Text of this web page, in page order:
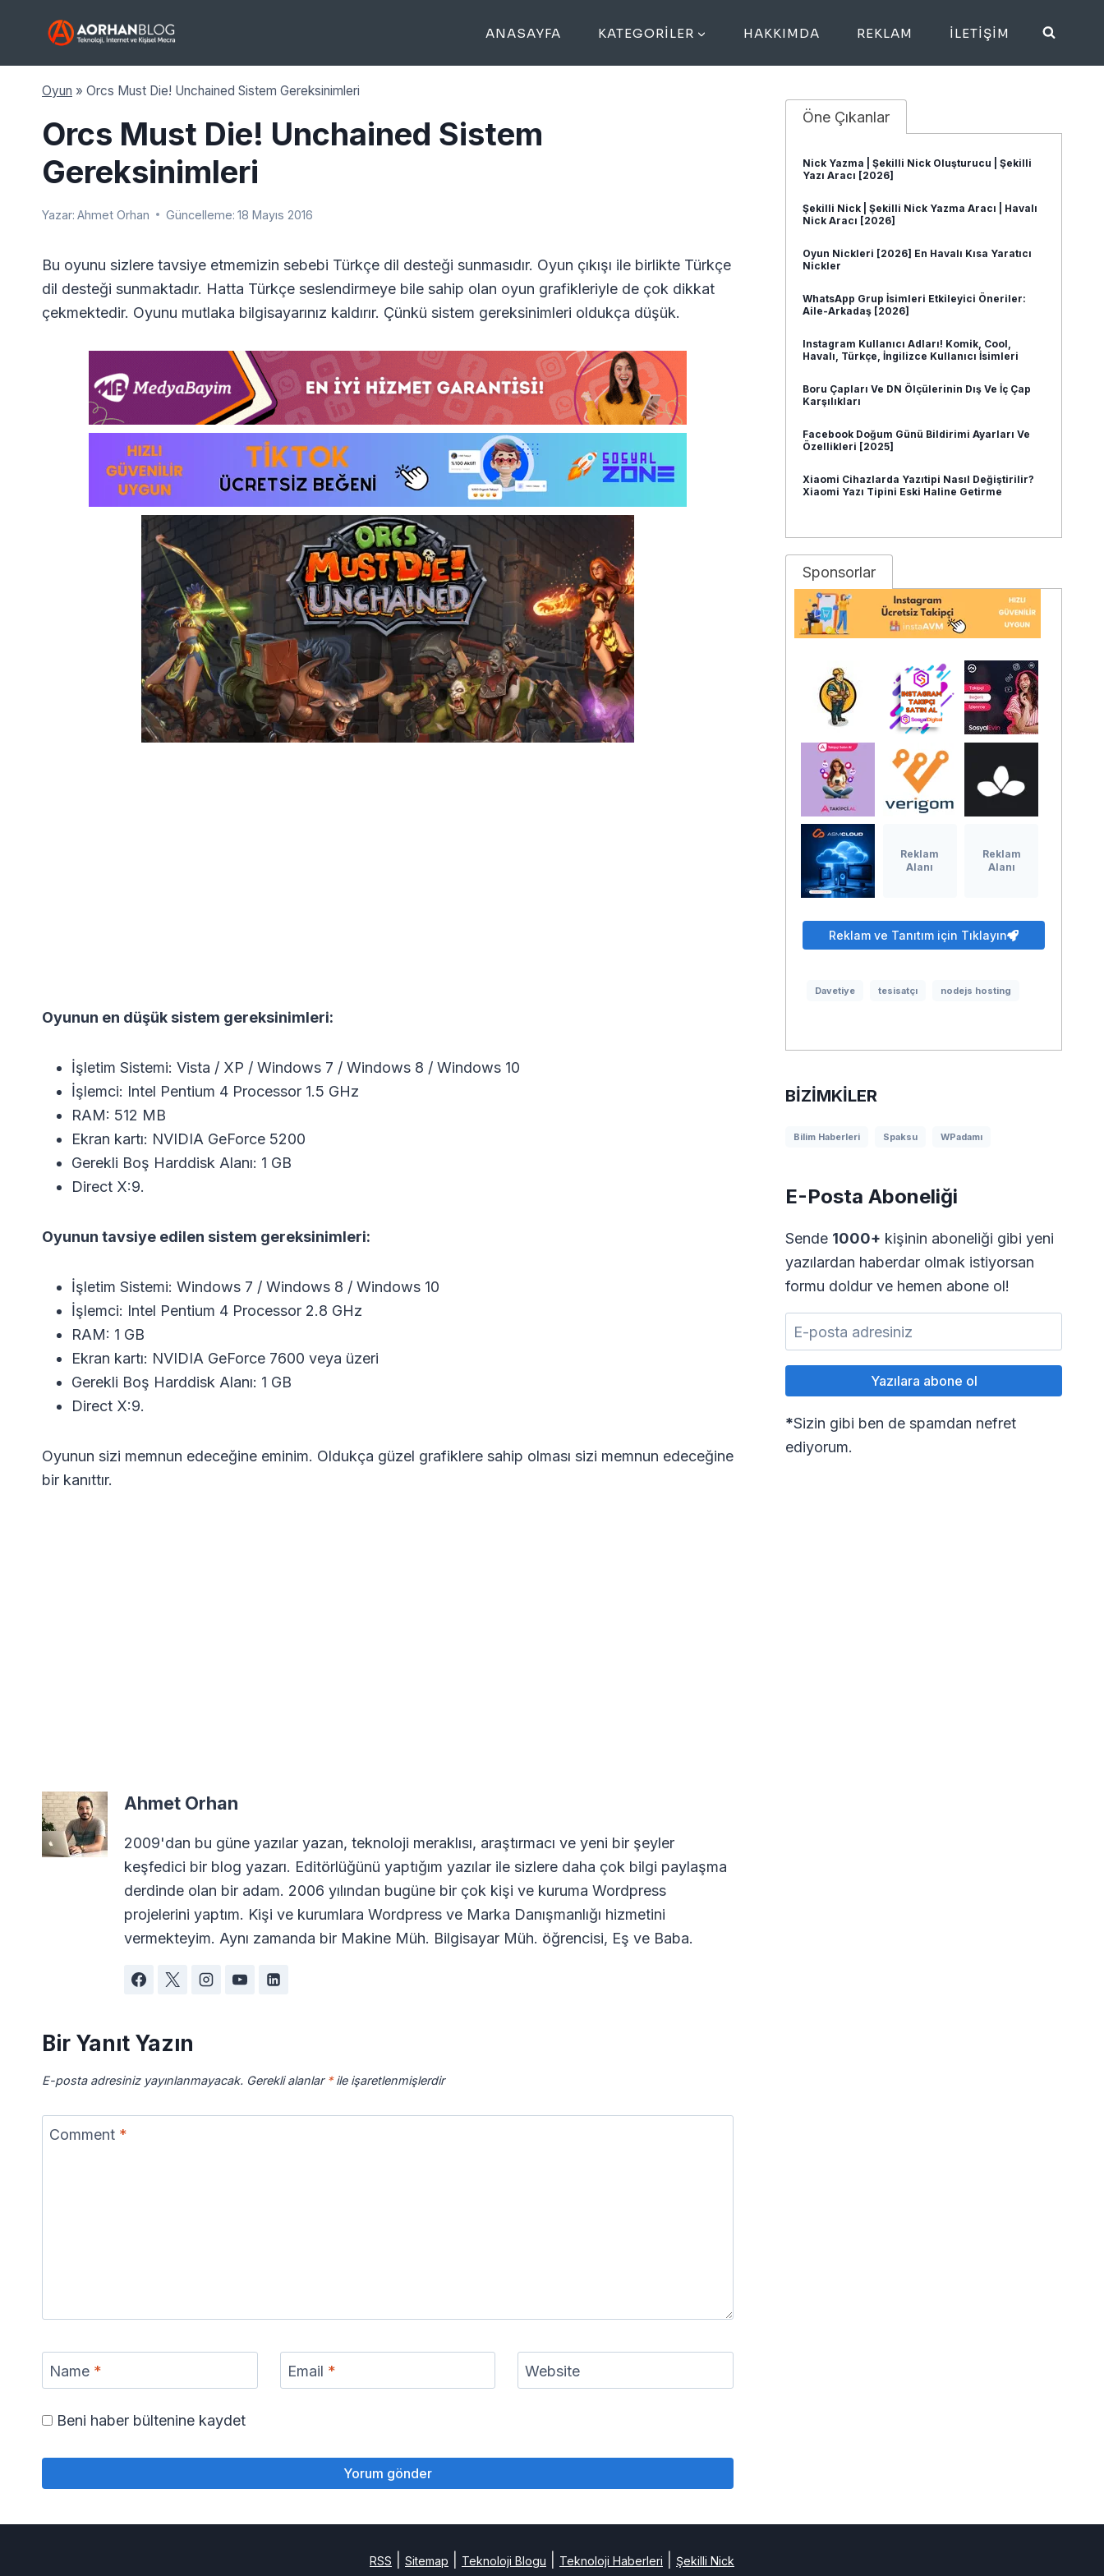
ANASAYFA KATEGORILER HAKKIMDA REKLAM İLETIŞIM
Oyun » Orcs Must Die! Unchained Sistem Gereksinimleri
Orcs Must Die! Unchained Sistem
Gereksinimleri
Yazar: Ahmet Orhan Güncelleme: 18 Mayıs 2016
Bu oyunu sizlere tavsiye etmemizin sebebi Türkçe dil desteği sunmasıdır. Oyun çıkışı ile birlikte Türkçe
dil desteği sunmaktadır. Hatta Türkçe seslendirmeye bile sahip olan oyun grafikleriyle de çok dikkat
çekmektedir. Oyunu mutlaka bilgisayarınız kaldırır. Çünkü sistem gereksinimleri oldukça düşük.
Oyunun en düşük sistem gereksinimleri:
İşletim Sistemi: Vista / XP / Windows 7 / Windows 8 / Windows 10
İşlemci: Intel Pentium 4 Processor 1.5 GHz
RAM: 512 MB
Ekran kartı: NVIDIA GeForce 5200
Gerekli Boş Harddisk Alanı: 1 GB
Direct X:9.
Oyunun tavsiye edilen sistem gereksinimleri:
İşletim Sistemi: Windows 7 / Windows 8 / Windows 10
İşlemci: Intel Pentium 4 Processor 2.8 GHz
RAM: 1 GB
Ekran kartı: NVIDIA GeForce 7600 veya üzeri
Gerekli Boş Harddisk Alanı: 1 GB
Direct X:9.
Oyunun sizi memnun edeceğine eminim. Oldukça güzel grafiklere sahip olması sizi memnun edeceğine
bir kanıttır.
Ahmet Orhan
2009'dan bu güne yazılar yazan, teknoloji meraklısı, araştırmacı ve yeni bir şeyler
keşfedici bir blog yazarı. Editörlüğünü yaptığım yazılar ile sizlere daha çok bilgi paylaşma
derdinde olan bir adam. 2006 yılından bugüne bir çok kişi ve kuruma Wordpress
projelerini yaptım. Kişi ve kurumlara Wordpress ve Marka Danışmanlığı hizmetini
vermekteyim. Aynı zamanda bir Makine Müh. Bilgisayar Müh. öğrencisi, Eş ve Baba.
Bir Yanıt Yazın
E-posta adresiniz yayınlanmayacak. Gerekli alanlar *ile işaretlenmişlerdir
Comment *
Name * Email * Website
Beni haber bültenine kaydet
Öne Çıkanlar
Nick Yazma | Şekilli Nick Oluşturucu | Şekilli
Yazı Aracı [2026]
Şekilli Nick | Şekilli Nick Yazma Aracı | Havalı
Nick Aracı [2026]
Oyun Nickleri [2026] En Havalı Kısa Yaratıcı
Nickler
WhatsApp Grup İsimleri Etkileyici Öneriler:
Aile-Arkadaş [2026]
Instagram Kullanıcı Adları! Komik, Cool,
Havalı, Türkçe, İngilizce Kullanıcı İsimleri
Boru Çapları Ve DN Ölçülerinin Dış Ve İç Çap
Karşılıkları
Facebook Doğum Günü Bildirimi Ayarları Ve
Özellikleri [2025]
Xiaomi Cihazlarda Yazıtipi Nasıl Değiştirilir?
Xiaomi Yazı Tipini Eski Haline Getirme
Sponsorlar
Reklam
Alanı
Reklam
Alanı
Reklam ve Tanıtım için Tıklayın
Davetiye tesisatçı nodejs hosting
BIZIMKILER
Bilim Haberleri Spaksu WPadamı
E-Posta Aboneliği
Sende 1000+ kişinin aboneliği gibi yeni
yazılardan haberdar olmak istiyorsan
formu doldur ve hemen abone ol!
*Sizin gibi ben de spamdan nefret
ediyorum.
RSS Sitemap Teknoloji Blogu Teknoloji Haberleri Şekilli Nick